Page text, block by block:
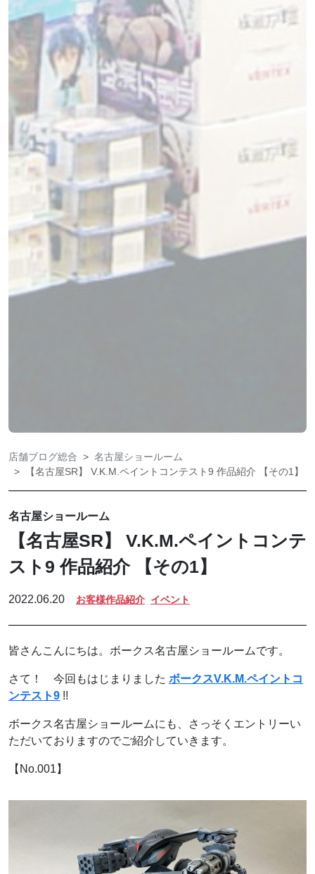
店舗ブログ総合
名古屋ショールーム
【名古屋SR】 V.K.M.ペイントコンテスト9 作品紹介 【その1】
名古屋ショールーム
【名古屋SR】 V.K.M.ペイントコンテ
スト9 作品紹介 【その1】
2022.06.20 お客様作品紹介 イベント
皆さんこんにちは。ボークス名古屋ショールームです。
さて！ 今回もはじまりました ボークスV.K.M.ペイントコ
ンテスト9 !!
ボークス名古屋ショールームにも、さっそくエントリーい
ただいておりますのでご紹介していきます。
【No.001】